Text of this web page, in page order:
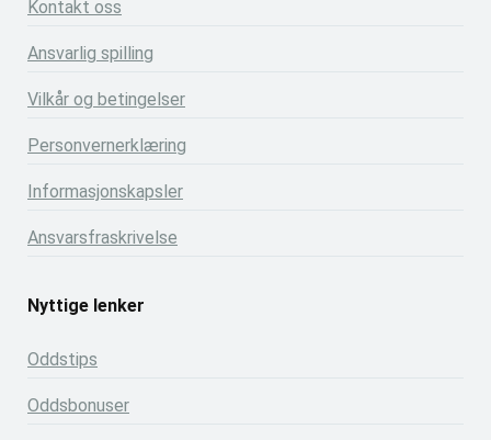
Kontakt oss
Ansvarlig spilling
Vilkår og betingelser
Personvernerklæring
Informasjonskapsler
Ansvarsfraskrivelse
Nyttige lenker
Oddstips
Oddsbonuser